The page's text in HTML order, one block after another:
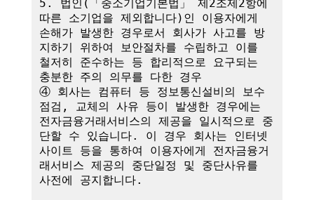
5. 법인(「중소기업기본법」 제2조제2항에
따른 소기업을 제외합니다)인 이용자에게
손해가 발생한 경우로서 회사가 사고를 방
지하기 위하여 보안절차를 수립하고 이를
철저히 준수하는 등 합리적으로 요구되는
충분한 주의 의무를 다한 경우
④ 회사는 컴퓨터 등 정보통신설비의 보수
점검, 교체의 사유 등이 발생한 경우에는
전자금융거래서비스의 제공을 일시적으로 중
단할 수 있습니다. 이 경우 회사는 인터넷
사이트 등을 통하여 이용자에게 전자금융거
래서비스 제공의 중단일정 및 중단사유를
사전에 공지합니다.